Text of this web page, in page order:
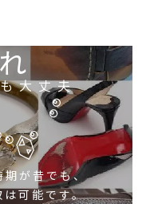
大丈夫
期が昔でも、
は可能です。